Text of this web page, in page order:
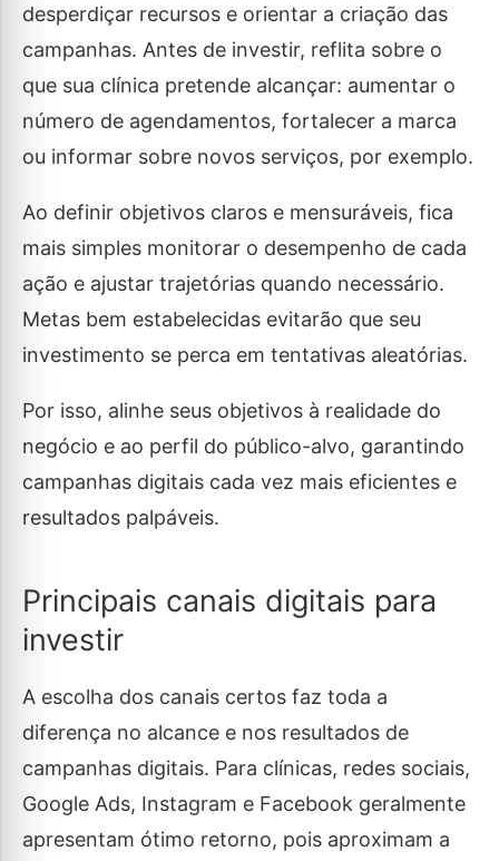
desperdiçar recursos e orientar a criação das
campanhas. Antes de investir, reflita sobre o
que sua clínica pretende alcançar: aumentar o
número de agendamentos, fortalecer a marca
ou informar sobre novos serviços, por exemplo.
Ao definir objetivos claros e mensuráveis, fica
mais simples monitorar o desempenho de cada
ação e ajustar trajetórias quando necessário.
Metas bem estabelecidas evitarão que seu
investimento se perca em tentativas aleatórias.
Por isso, alinhe seus objetivos à realidade do
negócio e ao perfil do público-alvo, garantindo
campanhas digitais cada vez mais eficientes e
resultados palpáveis.
Principais canais digitais para
investir
A escolha dos canais certos faz toda a
diferença no alcance e nos resultados de
campanhas digitais. Para clínicas, redes sociais,
Google Ads, Instagram e Facebook geralmente
apresentam ótimo retorno, pois aproximam a